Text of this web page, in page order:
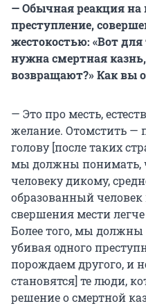
— Обычная реакция на
преступление,
жестокостью: «Вот
нужна смертная
возвращают?» Как вы
— Это про месть,
желание. Отомстить —
голову [после таких
мы должны понимать,
человеку дикому,
образованный
свершения мести
Более того, мы должны
убивая одного
порождаем другого, и
становятся] те люди,
решение о смертной